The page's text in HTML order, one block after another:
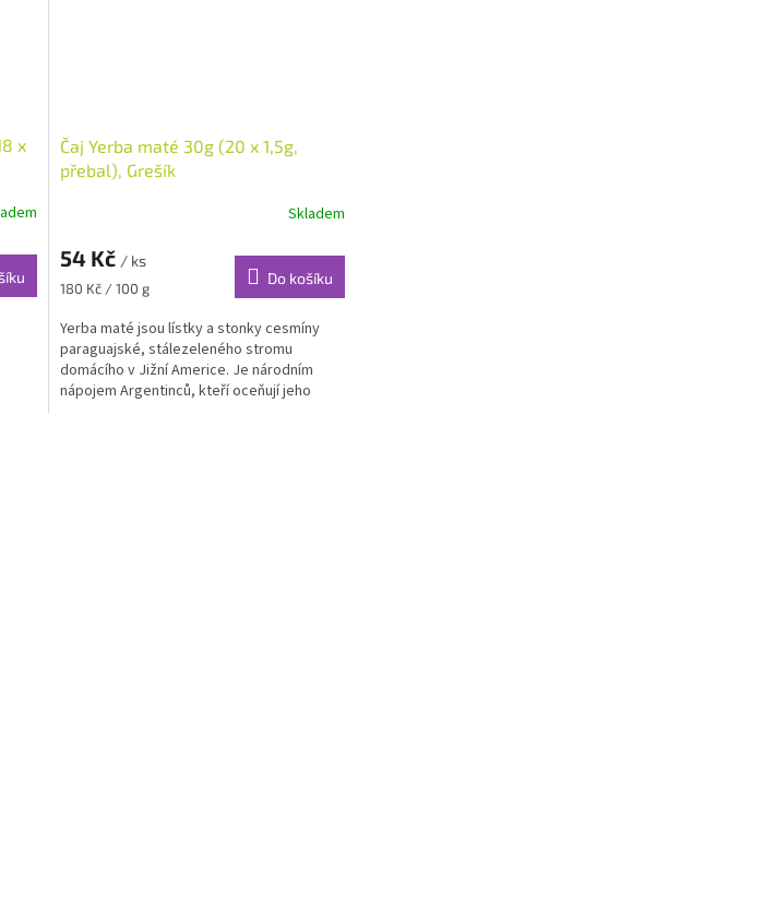
x
Čaj Yerba maté 30g (20 x 1,5g,
přebal), Grešík
Skladem
54 Kč / ks
Měrná
180 Kč / 100 g
Do košíku
Yerba maté jsou lístky a stonky cesmíny
paraguajské, stálezeleného stromu
domácího v Jižní Americe. Je národním
nápojem Argentinců, kteří oceňují jeho